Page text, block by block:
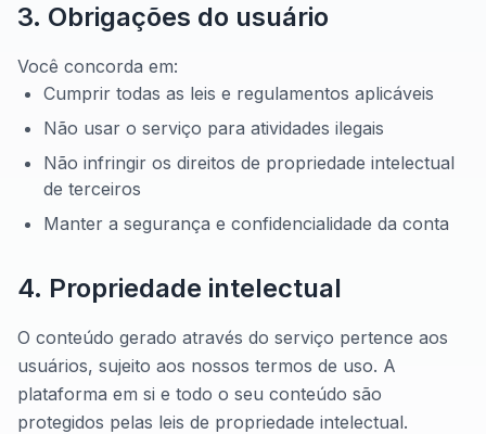
3. Obrigações do usuário
Você concorda em:
Cumprir todas as leis e regulamentos aplicáveis
Não usar o serviço para atividades ilegais
Não infringir os direitos de propriedade intelectual
de terceiros
Manter a segurança e confidencialidade da conta
4. Propriedade intelectual
O conteúdo gerado através do serviço pertence aos
usuários, sujeito aos nossos termos de uso. A
plataforma em si e todo o seu conteúdo são
protegidos pelas leis de propriedade intelectual.